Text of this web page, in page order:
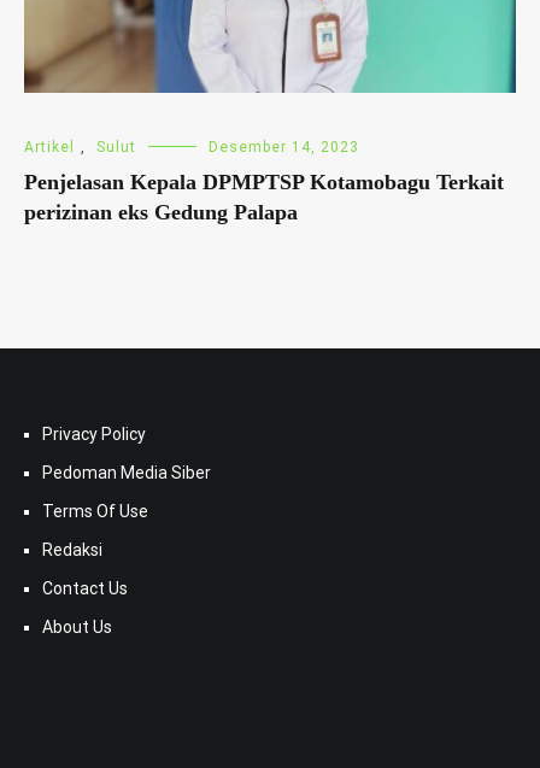
Artikel , Sulut Desember 14, 2023
Penjelasan Kepala DPMPTSP Kotamobagu Terkait
perizinan eks Gedung Palapa
Privacy Policy
Pedoman Media Siber
Terms Of Use
Redaksi
Contact Us
About Us